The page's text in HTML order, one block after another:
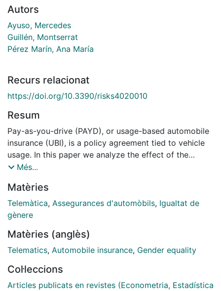
Autors
Ayuso, Mercedes
Guillén, Montserrat
Pérez Marín, Ana María
Recurs relacionat
https://doi.org/10.3390/risks4020010
Resum
Pay-as-you-drive (PAYD), or usage-based automobile
insurance (UBI), is a policy agreement tied to vehicle
usage. In this paper we analyze the effect of the
distance traveled on the risk of accidents among
models for survival data to estimate how long it takes
them to have their first accident at fault during the
coverage period. Our empirical application with real
are mainly attributable to the intensity of use. Indeed,
although gender has a significant effect in explaining
significant when the average distance traveled per day
is introduced in the model. This suggests that gender
Més...
Matèries
Telemàtica, Assegurances d'automòbils, Igualtat de
gènere
Matèries (anglès)
Telematics, Automobile insurance, Gender equality
Col·leccions
Articles publicats en revistes (Econometria, Estadística